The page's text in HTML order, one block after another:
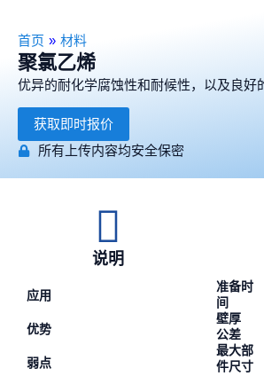
首页 » 材料
聚氯乙烯
优异的耐化学腐蚀性和耐候性，以及良好
获取即时报价
所有上传内容均安全保密
说明
应用
优势
弱点
准备时
间
壁厚
公差
最大部
件尺寸